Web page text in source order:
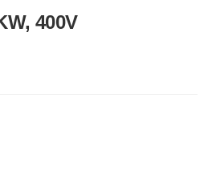
400V